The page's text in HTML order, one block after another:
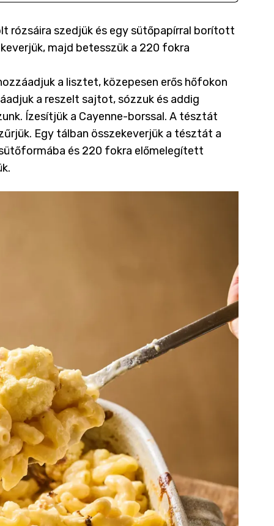
rózsáira szedjük és egy sütőpapírral borított
majd betesszük a 220 fokra
a lisztet, közepesen erős hőfokon
a reszelt sajtot, sózzuk és addig
Ízesítjük a Cayenne-borssal. A tésztát
Egy tálban összekeverjük a tésztát a
és 220 fokra előmelegített